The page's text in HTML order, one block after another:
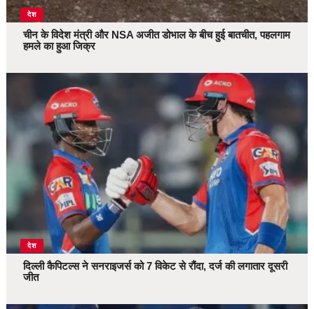
देश
चीन के विदेश मंत्री और NSA अजीत डोभाल के बीच हुई बातचीत, पहलगाम
हमले का हुआ जिक्र
देश
दिल्ली कैपिटल्स ने सनराइजर्स को 7 विकेट से रौंदा, दर्ज की लगातार दूसरी
जीत